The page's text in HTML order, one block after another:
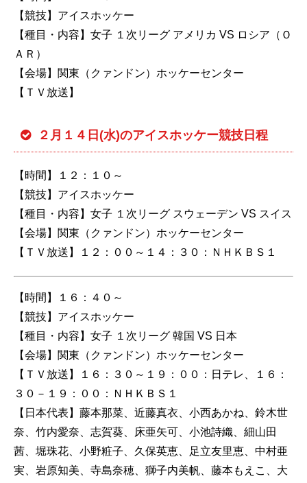
【競技】アイスホッケー
【種目・内容】女子 １次リーグ アメリカ VS ロシア（Ｏ
ＡＲ）
【会場】関東（クァンドン）ホッケーセンター
【ＴＶ放送】
２月１４日(水)のアイスホッケー競技日程
【時間】１２：１０～
【競技】アイスホッケー
【種目・内容】女子 １次リーグ スウェーデン VS スイス
【会場】関東（クァンドン）ホッケーセンター
【ＴＶ放送】１２：００～１４：３０：ＮＨＫＢＳ１
【時間】１６：４０～
【競技】アイスホッケー
【種目・内容】女子 １次リーグ 韓国 VS 日本
【会場】関東（クァンドン）ホッケーセンター
【ＴＶ放送】１６：３０～１９：００：日テレ、１６：
３０－１９：００：ＮＨＫＢＳ１
【日本代表】藤本那菜、近藤真衣、小西あかね、鈴木世
奈、竹内愛奈、志賀葵、床亜矢可、小池詩織、細山田
茜、堀珠花、小野粧子、久保英恵、足立友里恵、中村亜
実、岩原知美、寺島奈穂、獅子内美帆、藤本もえこ、大